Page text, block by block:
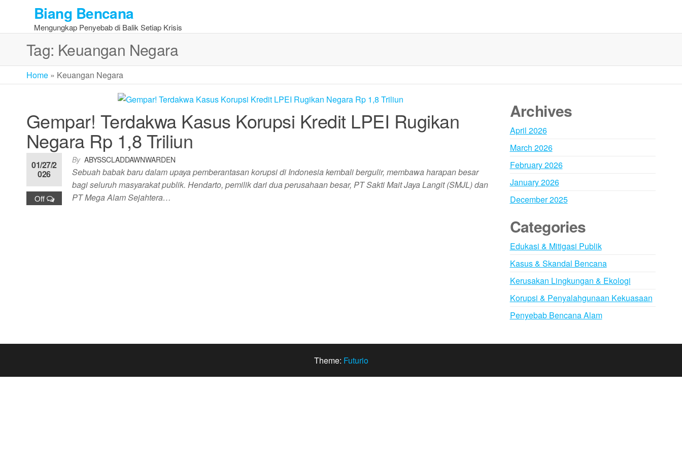
the
Biang Bencana
Mengungkap Penyebab di Balik Setiap Krisis
Tag: Keuangan Negara
Home » Keuangan Negara
Gempar! Terdakwa Kasus Korupsi Kredit LPEI Rugikan
Negara Rp 1,8 Triliun
By ABYSSCLADDAWNWARDEN
01/27/2
026
Off
Sebuah babak baru dalam upaya pemberantasan korupsi di Indonesia kembali bergulir, membawa harapan besar
bagi seluruh masyarakat publik. Hendarto, pemilik dari dua perusahaan besar, PT Sakti Mait Jaya Langit (SMJL) dan
PT Mega Alam Sejahtera…
Archives
April 2026
March 2026
February 2026
January 2026
December 2025
Categories
Edukasi & Mitigasi Publik
Kasus & Skandal Bencana
Kerusakan Lingkungan & Ekologi
Korupsi & Penyalahgunaan Kekuasaan
Penyebab Bencana Alam
Theme: Futurio